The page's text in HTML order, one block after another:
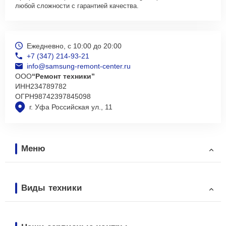
любой сложности с гарантией качества.
г. Уфа Российская ул., 11
Ежедневно, с 10:00 до 20:00
+7 (347) 214-93-21
info@samsung-remont-center.ru
ООО“Ремонт техники”
ИНН234789782
ОГРН98742397845098
Меню
Виды техники